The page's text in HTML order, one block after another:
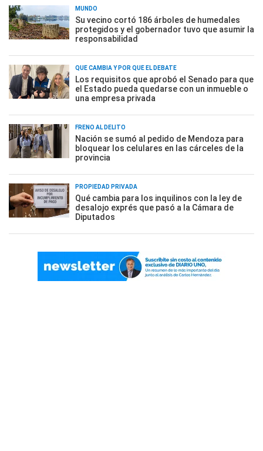
MUNDO
Su vecino cortó 186 árboles de humedales
protegidos y el gobernador tuvo que asumir la
responsabilidad
QUÉ CAMBIA Y POR QUÉ EL DEBATE
Los requisitos que aprobó el Senado para que
el Estado pueda quedarse con un inmueble o
una empresa privada
FRENO AL DELITO
Nación se sumó al pedido de Mendoza para
bloquear los celulares en las cárceles de la
provincia
PROPIEDAD PRIVADA
Qué cambia para los inquilinos con la ley de
desalojo exprés que pasó a la Cámara de
Diputados